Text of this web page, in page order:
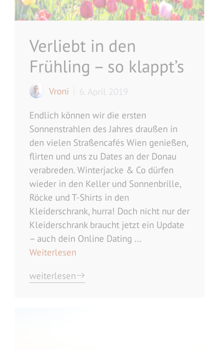
Verliebt in den
Frühling – so klappt’s
Vroni
6. April 2019
Endlich können wir die ersten
Sonnenstrahlen des Jahres draußen in
den vielen Straßencafés Wien genießen,
flirten und uns zu Dates an der Donau
verabreden. Winterjacke & Co dürfen
wieder in den Keller und Sonnenbrille,
Röcke und T-Shirts in den
Kleiderschrank, hurra! Doch nicht nur der
Kleiderschrank braucht jetzt ein Update
– auch dein Online Dating ...
Weiterlesen
weiterlesen